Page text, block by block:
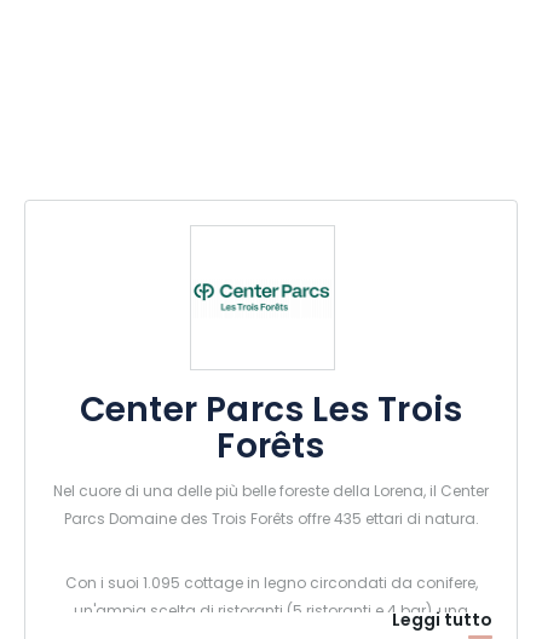
Center Parcs Les Trois
Forêts
Nel cuore di una delle più belle foreste della Lorena, il Center
Parcs Domaine des Trois Forêts offre 435 ettari di natura.
Con i suoi 1.095 cottage in legno circondati da conifere,
un'ampia scelta di ristoranti (5 ristoranti e 4 bar), una
Leggi tutto